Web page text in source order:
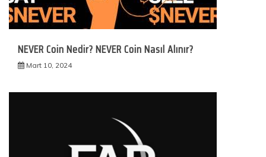
NEVER Coin Nedir? NEVER Coin Nasıl Alınır?
Mart 10, 2024